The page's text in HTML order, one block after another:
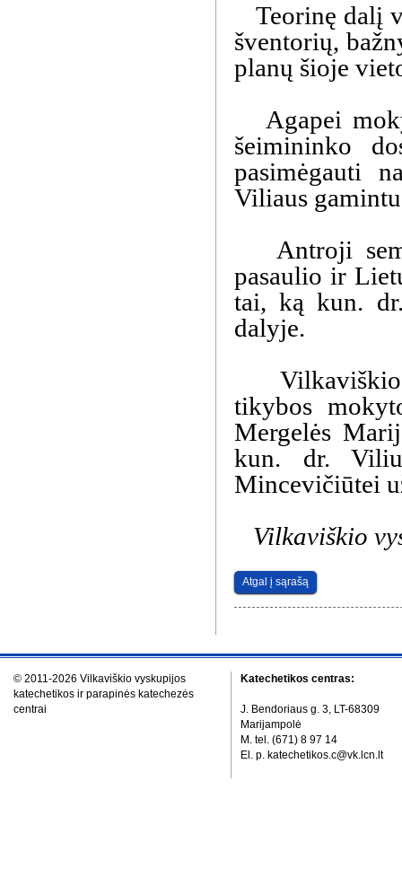
Teorinę dalį
šventorių,
planų šioje
Agapei
šeimininko
pasimėgauti
Viliaus
Antroji
pasaulio ir
tai, ką kun.
dalyje.
Vilkaviškio
tikybos
Mergelės
kun. dr.
Mincevičiūtei
Vilkaviškio
Atgal į sąrašą
© 2011-2026 Vilkaviškio vyskupijos
katechetikos ir parapinės katechezės
centrai
Katechetikos centras:
J. Bendoriaus g. 3, LT-68309
Marijampolė
M. tel. (671) 8 97 14
El. p. katechetikos.c@vk.lcn.lt